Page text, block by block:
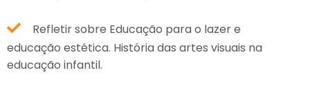
Refletir sobre Educação para o lazer e
educação estética. História das artes visuais na
educação infantil.